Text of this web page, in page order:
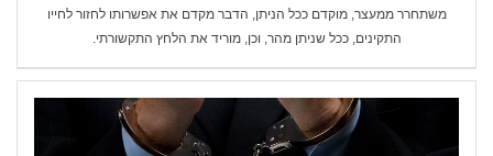
משתחרר ממעצר, מוקדם ככל הניתן, הדבר מקדם את אפשרותו לחזור לחייו
התקינים, ככל שניתן מהר, וכן, מוריד את הלחץ התקשורתי.